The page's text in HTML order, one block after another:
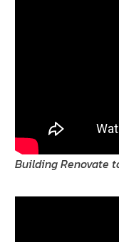
Building Renovate